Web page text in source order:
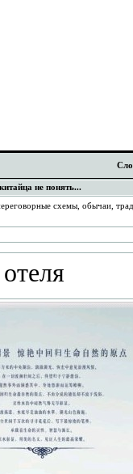
не понять...
схемы, обычаи,